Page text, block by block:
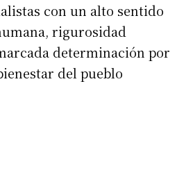
con un alto sentido
rigurosidad
determinación por
del pueblo